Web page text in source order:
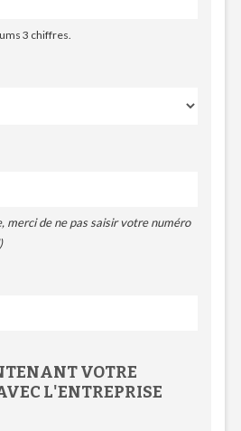
3 chiffres.
merci de ne pas saisir votre numéro
VOTRE
L'ENTREPRISE